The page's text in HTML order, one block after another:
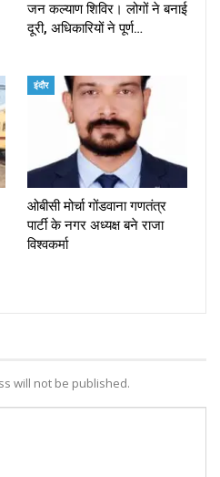
जन कल्याण शिविर। लोगों ने बनाई
दूरी, अधिकारियों ने पूर्ण…
इंदौर
ओबीसी मोर्चा गोंडवाना गणतंत्र
पार्टी के नगर अध्यक्ष बने राजा
विश्वकर्मा
will not be published.